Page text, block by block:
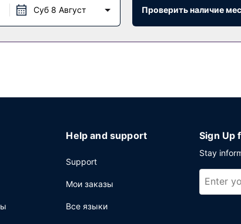
Проведите отличный вечер в баре/лаунже. Завтрак
Суб 8 Август Проверить наличие
Help and support
Support
Мои заказы
Все языки
Sign Up
Stay